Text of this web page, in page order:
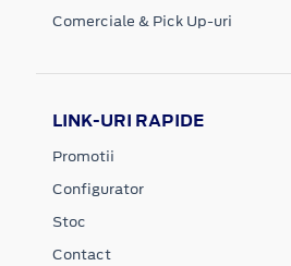
Comerciale & Pick Up-uri
LINK-URI RAPIDE
Promotii
Configurator
Stoc
Contact